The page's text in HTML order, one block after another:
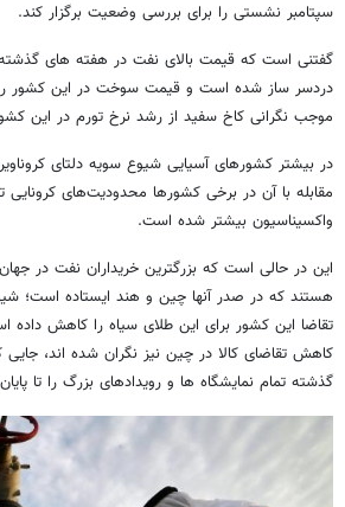
سپتامبر نشستی را برای بررسی وضعیت برگزار کند.
گفتنی است که قیمت بالای نفت در هفته های گذشته
دردسر ساز شده است و قیمت سوخت در این کشور
موجب نگرانی کاخ سفید از رشد نرخ تورم در این
در بیشتر کشورهای آسیایی شیوع سویه دلتای
مقابله با آن در برخی کشورها محدودیت‌های
واکسیناسیون بیشتر شده است.
این در حالی است که بزرگترین خریداران نفت در
هستند که در صدر آنها چین و هند ایستاده است؛
تقاضا این کشور برای این طلای سیاه را کاهش داده
کاهش تقاضای کالا در چین نیز نگران شده اند،
گذشته تمام نمایشگاه ها و رویدادهای بزرگ را تا